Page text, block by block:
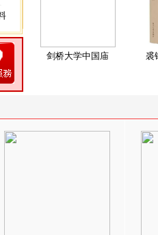
剑桥大学中国庙 裘